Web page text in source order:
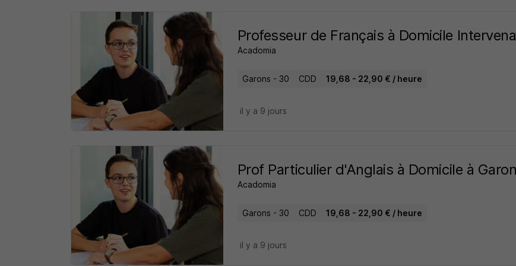
Professeur de Français à Domicile
Acadomia
Garons - 30 CDD 19,68 - 22,90 € / heure
il y a 9 jours
Prof Particulier d'Anglais à Domicile à
Acadomia
Garons - 30 CDD 19,68 - 22,90 € / heure
il y a 9 jours